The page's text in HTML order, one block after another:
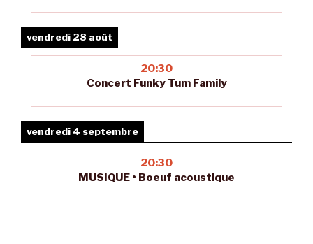
vendredi 28 août
20:30
Concert Funky Tum Family
vendredi 4 septembre
20:30
MUSIQUE • Boeuf acoustique